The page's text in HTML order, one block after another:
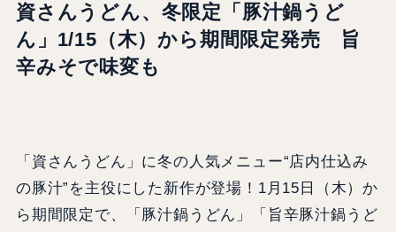
資さんうどん、冬限定「豚汁鍋うど
ん」1/15（木）から期間限定発売 旨
辛みそで味変も
「資さんうどん」に冬の人気メニュー“店内仕込み
の豚汁”を主役にした新作が登場！1月15日（木）か
ら期間限定で、「豚汁鍋うどん」「旨辛豚汁鍋うど